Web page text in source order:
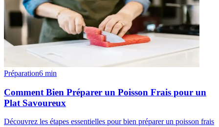
Préparation6 min
Comment Bien Préparer un Poisson Frais pour un
Plat Savoureux
Découvrez les étapes essentielles pour bien préparer un poisson frais